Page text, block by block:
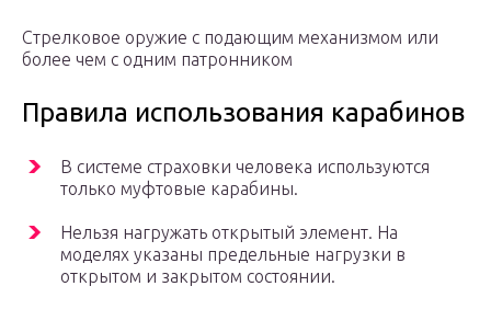
Стрелковое оружие с подающим механизмом или
более чем с одним патронником
Правила использования карабинов
В системе страховки человека используются
только муфтовые карабины.
Нельзя нагружать открытый элемент. На
моделях указаны предельные нагрузки в
открытом и закрытом состоянии.